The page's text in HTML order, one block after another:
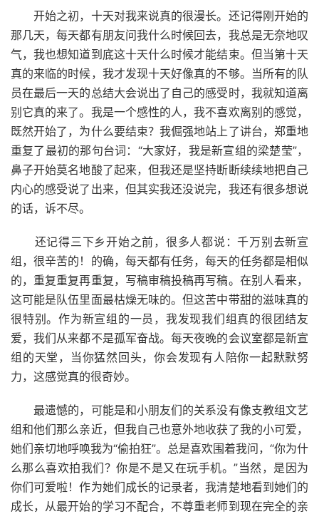
开始之初，十天对我来说真的很漫长。还记得刚开始的
那几天，每天都有朋友问我什么时候回去，我总是无奈地叹
气，我也想知道到底这十天什么时候才能结束。但当第十天
真的来临的时候，我才发现十天好像真的不够。当所有的队
员在最后一天的总结大会说出了自己的感受时，我就知道离
别它真的来了。我是一个感性的人，我不喜欢离别的感觉，
既然开始了，为什么要结束？我倔强地站上了讲台，郑重地
重复了最初的那句台词：“大家好，我是新宣组的梁楚莹”，
鼻子开始莫名地酸了起来，但我还是坚持断断续续地把自己
内心的感受说了出来，但其实我还没说完，我还有很多想说
的话，诉不尽。
还记得三下乡开始之前，很多人都说：千万别去新宣
组，很辛苦的！的确，每天都有任务，每天的任务都是相似
的，重复重复再重复，写稿审稿投稿再写稿。在别人看来，
这可能是队伍里面最枯燥无味的。但这苦中带甜的滋味真的
很特别。作为新宣组的一员，我发现我们组真的很团结友
爱，我们从来都不是孤军奋战。每天夜晚的会议室都是新宣
组的天堂，当你猛然回头，你会发现有人陪你一起默默努
力，这感觉真的很奇妙。
最遗憾的，可能是和小朋友们的关系没有像支教组文艺
组和他们那么亲近，但我自己也意外地收获了我的小可爱，
她们亲切地呼唤我为“偷拍狂”。总是喜欢围着我问，“你为什
么那么喜欢拍我们？你是不是又在玩手机。”当然，是因为
你们可爱啦！作为她们成长的记录者，我清楚地看到她们的
成长，从最开始的学习不配合，不尊重老师到现在完全的亲